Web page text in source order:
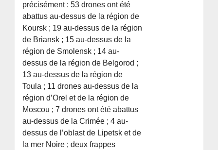
précisément : 53 drones ont été
abattus au-dessus de la région de
Koursk ; 19 au-dessus de la région
de Briansk ; 15 au-dessus de la
région de Smolensk ; 14 au-
dessus de la région de Belgorod ;
13 au-dessus de la région de
Toula ; 11 drones au-dessus de la
région d’Orel et de la région de
Moscou ; 7 drones ont été abattus
au-dessus de la Crimée ; 4 au-
dessus de l’oblast de Lipetsk et de
la mer Noire ; deux frappes